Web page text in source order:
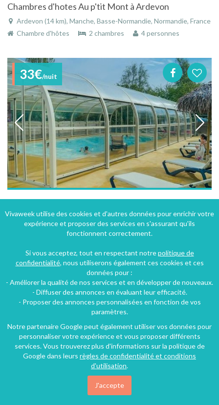
Chambres d'hotes Au p'tit Mont à Ardevon
Ardevon (14 km), Manche, Basse-Normandie, Normandie, France
Chambre d'hôtes
2 chambres 4 personnes
33€/nuit
Camping authentique idéalement situé entre Saint-Malo et le Mont-Saint-Michel
Saint-Benoît-des-Ondes (15 km), Ille-et-Vilaine, Bretagne, France
26€/nuit
Vivaweek utilise des cookies et d'autres données pour enrichir votre
expérience et proposer des services en s'assurant qu'ils
fonctionnent correctement.
Si vous acceptez, tout en respectant notrepolitique de
confidentialité, nous utiliserons également ces cookies et ces
données pour :
- Améliorer la qualité de nos services et en développer de nouveaux.
- Diffuser des annonces en évaluant leur efficacité.
- Proposer des annonces personnalisées en fonction de vos
paramètres.
Notre partenaire Google peut également utiliser vos données pour
personnaliser votre expérience et vous proposer différents
services. Vous trouverez plus d'informations sur la politique de
Google dans leurs règles de confidentialité et conditions
d'utilisation.
J'accepte